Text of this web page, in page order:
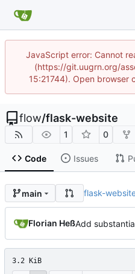
JavaScript error: Cannot
(https://git.uugrn.org/
15:21744). Open browser
flow/flask-website
1 0
Code Issues
main flask-
Florian Heß
3.2 KiB